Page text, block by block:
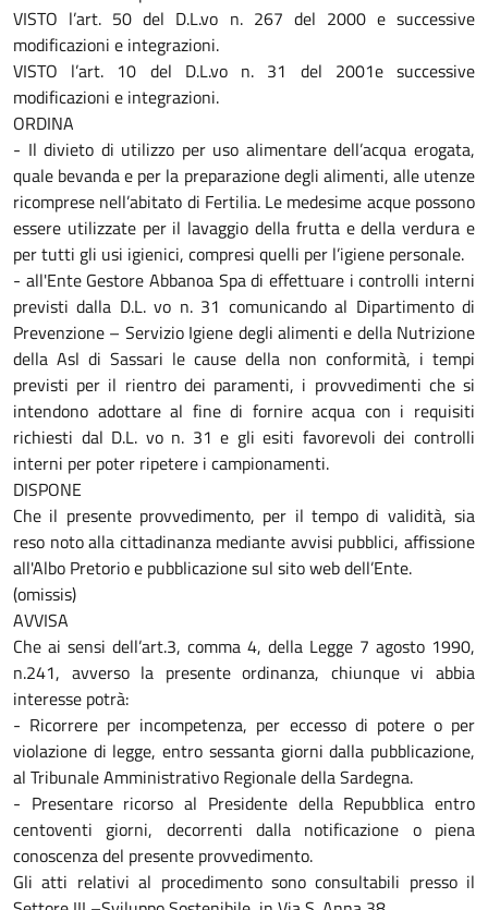
VISTO l’art. 50 del D.L.vo n. 267 del 2000 e successive
modificazioni e integrazioni.
VISTO l’art. 10 del D.L.vo n. 31 del 2001e successive
modificazioni e integrazioni.
ORDINA
- Il divieto di utilizzo per uso alimentare dell’acqua erogata,
quale bevanda e per la preparazione degli alimenti, alle utenze
ricomprese nell’abitato di Fertilia. Le medesime acque possono
essere utilizzate per il lavaggio della frutta e della verdura e
per tutti gli usi igienici, compresi quelli per l’igiene personale.
- all'Ente Gestore Abbanoa Spa di effettuare i controlli interni
previsti dalla D.L. vo n. 31 comunicando al Dipartimento di
Prevenzione – Servizio Igiene degli alimenti e della Nutrizione
della Asl di Sassari le cause della non conformità, i tempi
previsti per il rientro dei paramenti, i provvedimenti che si
intendono adottare al fine di fornire acqua con i requisiti
richiesti dal D.L. vo n. 31 e gli esiti favorevoli dei controlli
interni per poter ripetere i campionamenti.
DISPONE
Che il presente provvedimento, per il tempo di validità, sia
reso noto alla cittadinanza mediante avvisi pubblici, affissione
all'Albo Pretorio e pubblicazione sul sito web dell’Ente.
(omissis)
AVVISA
Che ai sensi dell’art.3, comma 4, della Legge 7 agosto 1990,
n.241, avverso la presente ordinanza, chiunque vi abbia
interesse potrà:
- Ricorrere per incompetenza, per eccesso di potere o per
violazione di legge, entro sessanta giorni dalla pubblicazione,
al Tribunale Amministrativo Regionale della Sardegna.
- Presentare ricorso al Presidente della Repubblica entro
centoventi giorni, decorrenti dalla notificazione o piena
conoscenza del presente provvedimento.
Gli atti relativi al procedimento sono consultabili presso il